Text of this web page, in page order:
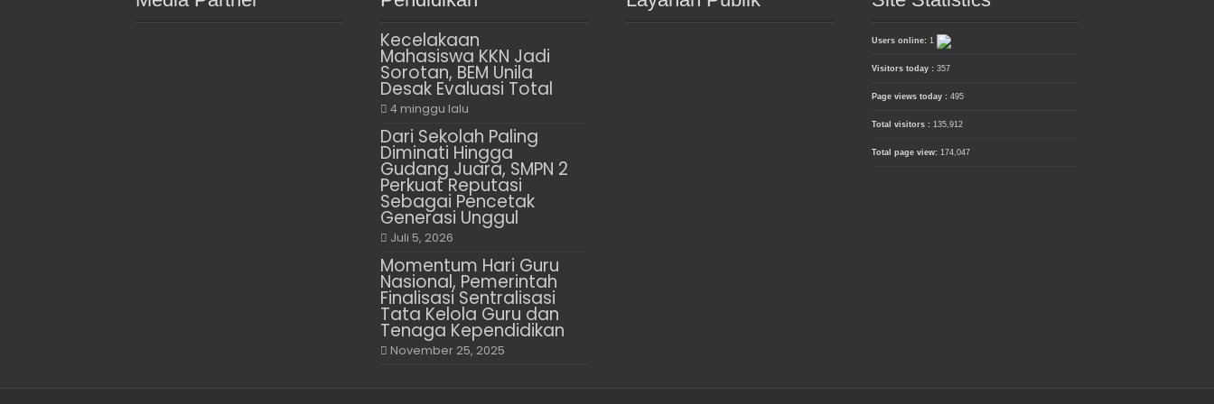
Kecelakaan
Mahasiswa KKN Jadi
Sorotan, BEM Unila
Desak Evaluasi Total
4 minggu lalu
Dari Sekolah Paling
Diminati Hingga
Gudang Juara, SMPN 2
Perkuat Reputasi
Sebagai Pencetak
Generasi Unggul
Juli 5, 2026
Momentum Hari Guru
Nasional, Pemerintah
Finalisasi Sentralisasi
Tata Kelola Guru dan
Tenaga Kependidikan
November 25, 2025
Users online: 1
Visitors today : 357
Page views today : 495
Total visitors : 135,912
Total page view: 174,047